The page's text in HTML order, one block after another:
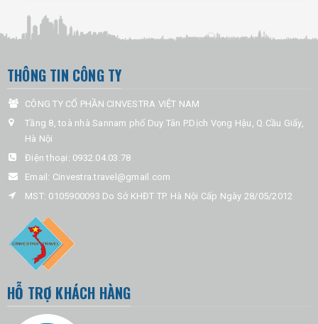
THÔNG TIN CÔNG TY
CÔNG TY CỔ PHẦN CINVESTRA VIỆT NAM
Tầng 8, toà nhà Sannam phố Duy Tân P.Dịch Vọng Hậu, Q.Cầu Giấy,
Hà Nội
Điện thoại: 0932.04.03.78
Email: Cinvestra.travel@gmail.com
MST: 0105900093 Do Sở KHĐT TP. Hà Nội Cấp Ngày 28/05/2012
HỖ TRỢ KHÁCH HÀNG